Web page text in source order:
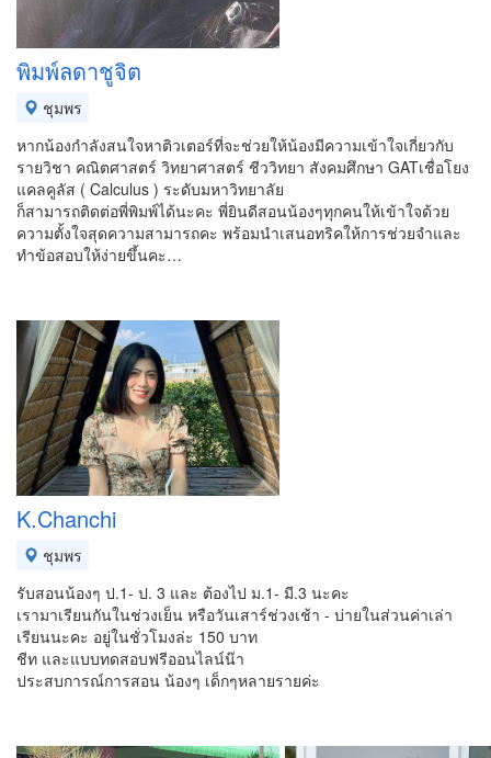
พิมพ์ลดาชูจิต
ชุมพร
หากน้องกำลังสนใจหาติวเตอร์ที่จะช่วยให้น้องมีความเข้าใจเกี่ยวกับ
รายวิชา คณิตศาสตร์ วิทยาศาสตร์ ชีววิทยา สังคมศึกษา GATเชื่อโยง
แคลคูลัส ( Calculus ) ระดับมหาวิทยาลัย
ก็สามารถติดต่อพี่พิมพ์ได้นะคะ พี่ยินดีสอนน้องๆทุกคนให้เข้าใจด้วย
ความตั้งใจสุดความสามารถคะ พร้อมนำเสนอทริคให้การช่วยจำและ
ทำข้อสอบให้ง่ายขึ้นคะ…
K.Chanchi
ชุมพร
รับสอนน้องๆ ป.1- ป. 3 และ ต้องไป ม.1- มี.3 นะคะ
เรามาเรียนกันในช่วงเย็น หรือวันเสาร์ช่วงเช้า - บ่ายในส่วนค่าเล่า
เรียนนะคะ อยู่ในชั่วโมงล่ะ 150 บาท
ชีท และแบบทดสอบฟรีออนไลน์น๊า
ประสบการณ์การสอน น้องๆ เด็กๆหลายรายค่ะ